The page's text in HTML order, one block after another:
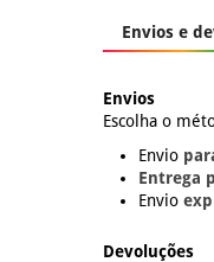
Envios e
Envios
Escolha o
Envio
Entrega
Envio
Devoluções